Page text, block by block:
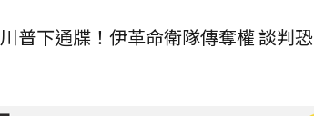
川普下通牒！伊革命衛隊傳奪權 談判